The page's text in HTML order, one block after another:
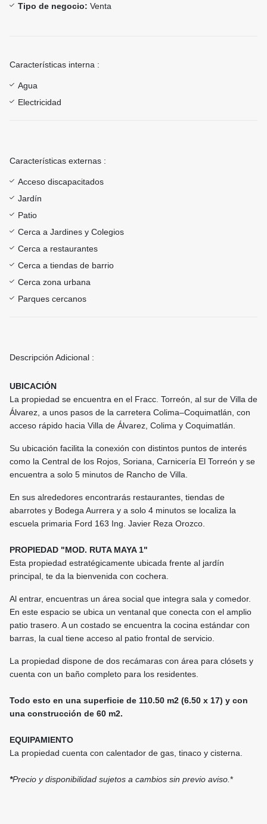
Tipo de negocio: Venta
Características interna :
Agua
Electricidad
Características externas :
Acceso discapacitados
Jardín
Patio
Cerca a Jardines y Colegios
Cerca a restaurantes
Cerca a tiendas de barrio
Cerca zona urbana
Parques cercanos
Descripción Adicional :
UBICACIÓN
La propiedad se encuentra en el Fracc. Torreón, al sur de Villa de
Álvarez, a unos pasos de la carretera Colima–Coquimatlán, con
acceso rápido hacia Villa de Álvarez, Colima y Coquimatlán.
Su ubicación facilita la conexión con distintos puntos de interés
como la Central de los Rojos, Soriana, Carnicería El Torreón y se
encuentra a solo 5 minutos de Rancho de Villa.
En sus alrededores encontrarás restaurantes, tiendas de
abarrotes y Bodega Aurrera y a solo 4 minutos se localiza la
escuela primaria Ford 163 Ing. Javier Reza Orozco.
PROPIEDAD "MOD. RUTA MAYA 1"
Esta propiedad estratégicamente ubicada frente al jardín
principal, te da la bienvenida con cochera.
Al entrar, encuentras un área social que integra sala y comedor.
En este espacio se ubica un ventanal que conecta con el amplio
patio trasero. A un costado se encuentra la cocina estándar con
barras, la cual tiene acceso al patio frontal de servicio.
La propiedad dispone de dos recámaras con área para clósets y
cuenta con un baño completo para los residentes.
Todo esto en una superficie de 110.50 m2 (6.50 x 17) y con
una construcción de 60 m2.
EQUIPAMIENTO
La propiedad cuenta con calentador de gas, tinaco y cisterna.
*Precio y disponibilidad sujetos a cambios sin previo aviso.*